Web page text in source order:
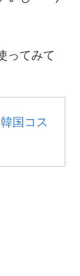
ってみて
国コス